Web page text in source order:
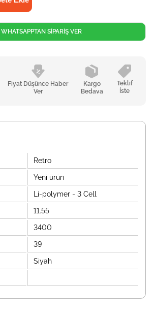
Fiyat Düşünce Haber
Ver
Kargo
Bedava
Teklif
İste
WHATSAPPTAN SİPARİŞ VER
Retro
Yeni ürün
Li-polymer - 3 Cell
11.55
3400
39
Siyah